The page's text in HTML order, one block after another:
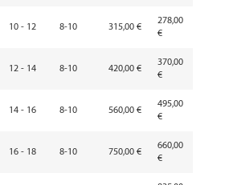
10 - 12 8-10 315,00 €
278,00
€
12 - 14 8-10 420,00 €
370,00
€
14 - 16 8-10 560,00 €
495,00
€
16 - 18 8-10 750,00 €
660,00
€